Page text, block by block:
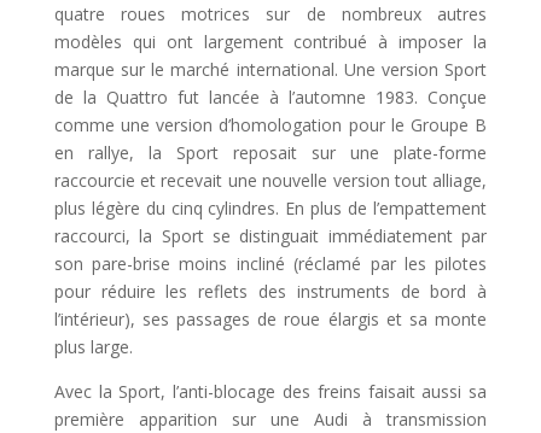
quatre roues motrices sur de nombreux autres
modèles qui ont largement contribué à imposer la
marque sur le marché international. Une version Sport
de la Quattro fut lancée à l’automne 1983. Conçue
comme une version d’homologation pour le Groupe B
en rallye, la Sport reposait sur une plate-forme
raccourcie et recevait une nouvelle version tout alliage,
plus légère du cinq cylindres. En plus de l’empattement
raccourci, la Sport se distinguait immédiatement par
son pare-brise moins incliné (réclamé par les pilotes
pour réduire les reflets des instruments de bord à
l’intérieur), ses passages de roue élargis et sa monte
plus large.
Avec la Sport, l’anti-blocage des freins faisait aussi sa
première apparition sur une Audi à transmission